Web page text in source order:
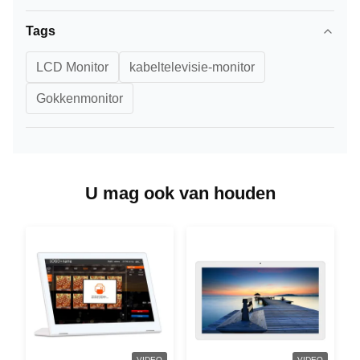
Tags
LCD Monitor kabeltelevisie-monitor
Gokkenmonitor
U mag ook van houden